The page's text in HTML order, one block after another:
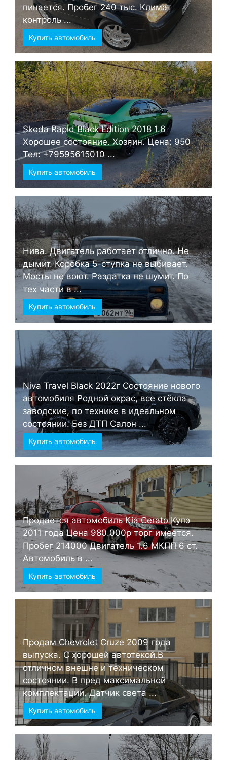
пинается. Пробег 240 тыс. Климат
контроль ...
Купить автомобиль
Skoda Rapid Black Edition 2018 1.6
Хорошее состояние. Хозяин. Цена: 950
Тел: +79595615010 ...
Купить автомобиль
Нива. Двигатель работает отлично. Не
дымит. Коробка 5-ступка не выбивает.
Мосты не воют. Раздатка не шумит. По
тех части в ...
Купить автомобиль
Niva Travel Black 2022г Состояние нового
автомобиля Родной окрас, все стёкла
заводские, по технике в идеальном
состоянии. Без ДТП Салон ...
Купить автомобиль
Продается автомобиль Kia Cerato Купэ
2011 года Цена 980.000р торг имеется.
Пробег 214000 Двигатель 1.6 МКПП 6 ст.
Автомобиль в ...
Купить автомобиль
Продам Chevrolet Cruze 2009 года
выпуска. С хорошей автотекой.В
отличном внешне и техническом
состоянии. В пред максимальной
комплектации. Датчик света ...
Купить автомобиль